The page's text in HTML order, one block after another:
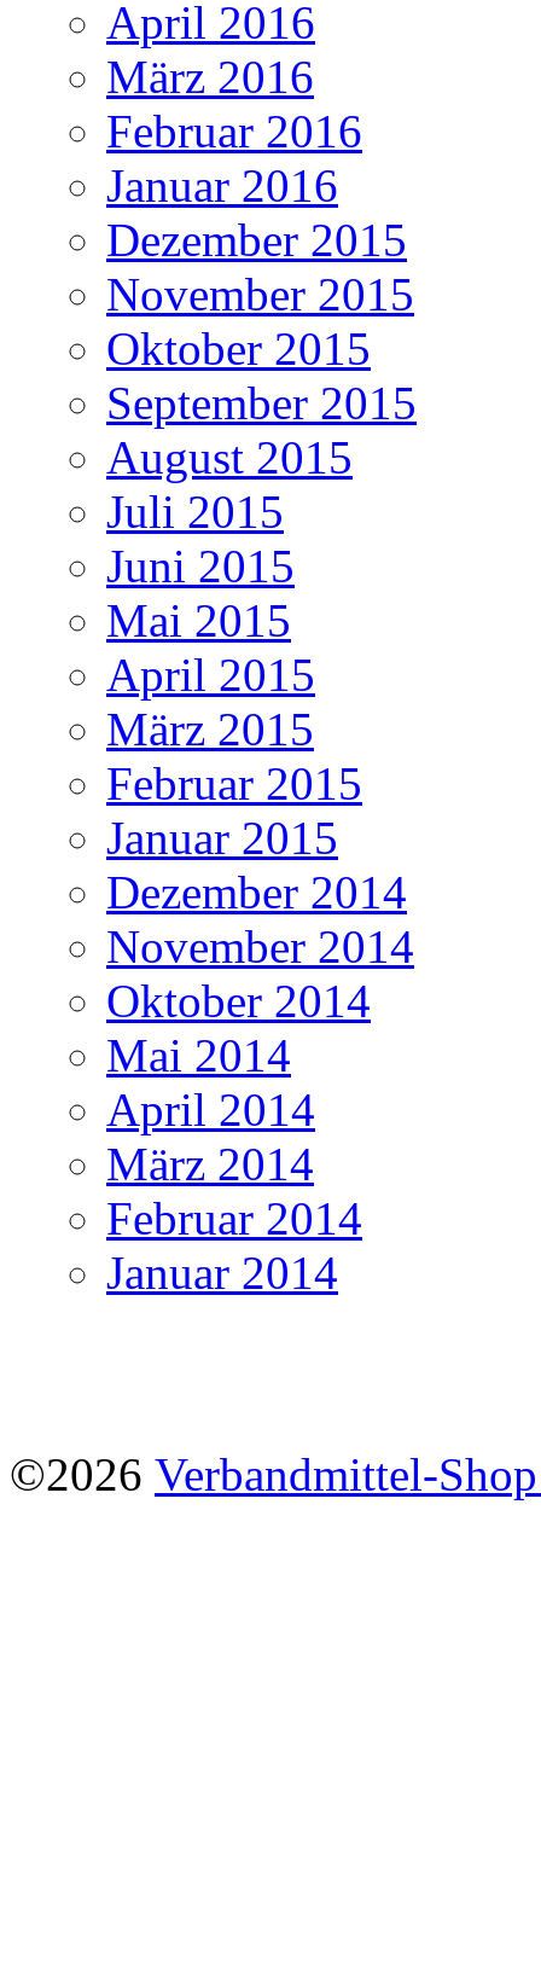
April 2016
März 2016
Februar 2016
Januar 2016
Dezember 2015
November 2015
Oktober 2015
September 2015
August 2015
Juli 2015
Juni 2015
Mai 2015
April 2015
März 2015
Februar 2015
Januar 2015
Dezember 2014
November 2014
Oktober 2014
Mai 2014
April 2014
März 2014
Februar 2014
Januar 2014
©2026 Verbandmittel-